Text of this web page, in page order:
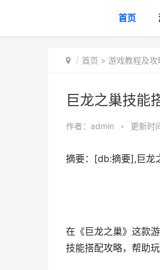
首页
首页 > 游戏教程及攻
巨龙之巢技能
作者： admin • 更新时
摘要：[db:摘要],巨龙
在《巨龙之巢》这款
技能搭配攻略，帮助